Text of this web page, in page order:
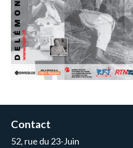
Contact
52, rue du 23-Juin